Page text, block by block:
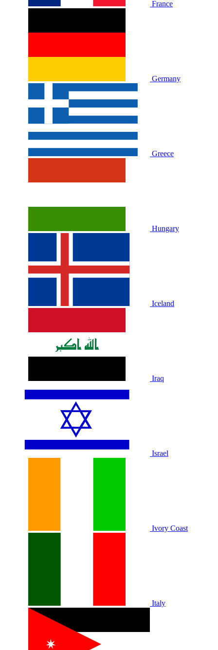
France
Germany
Greece
Hungary
Iceland
Iraq
Israel
Ivory Coast
Italy